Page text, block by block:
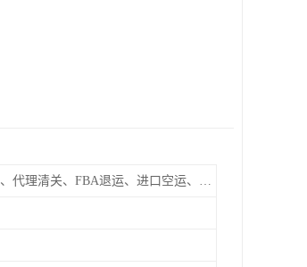
国际快递、代理清关、FBA退运、进口空运、进口海运